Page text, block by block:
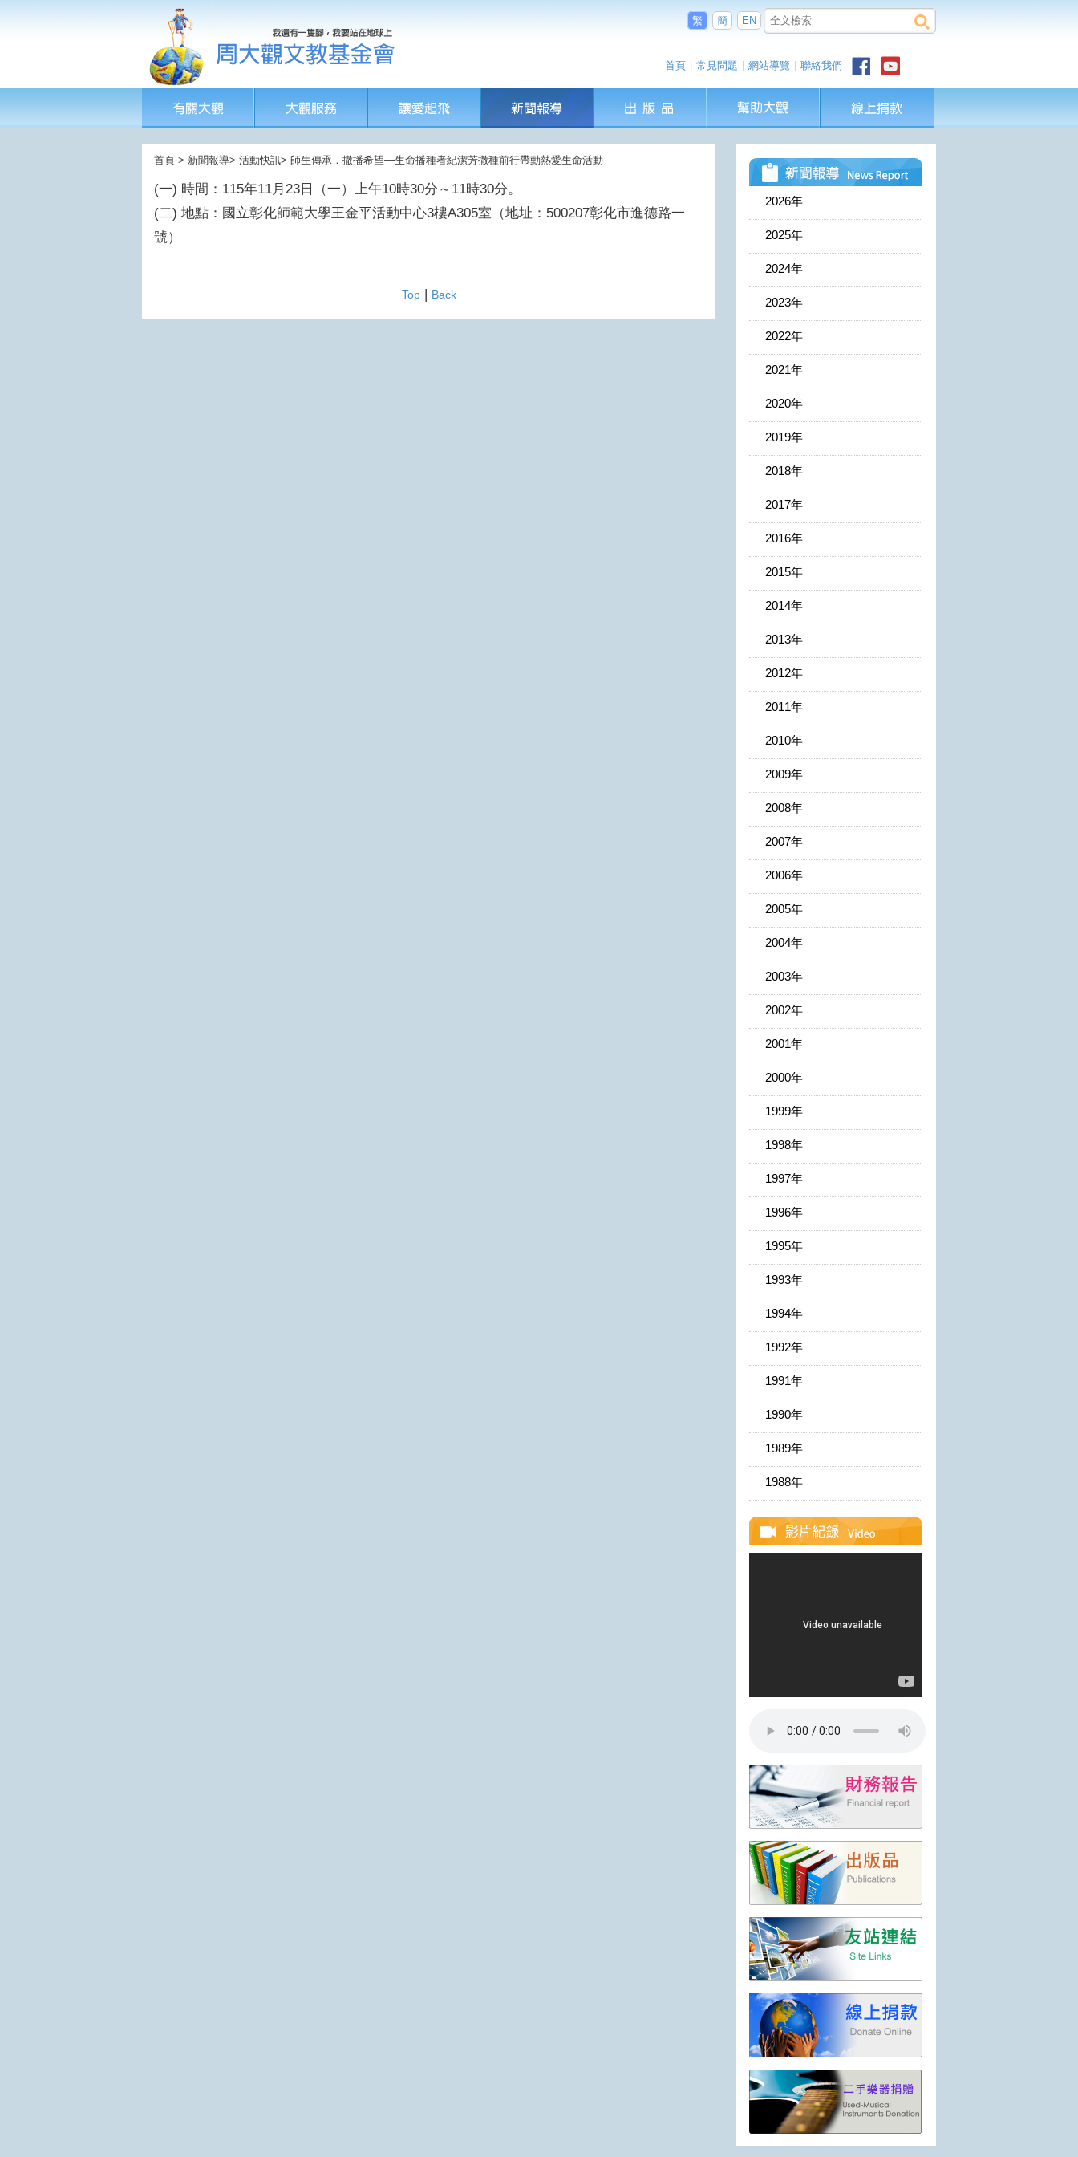
繁 簡 EN
首頁 常見問題 網站導覽 聯絡我們
首頁 > 新聞報導> 活動快訊> 師生傳承．撒播希望—生命播種者紀潔芳撒種前行帶動熱愛生命活動
(一) 時間：115年11月23日（一）上午10時30分～11時30分。
(二) 地點：國立彰化師範大學王金平活動中心3樓A305室（地址：500207彰化市進德路一
號）
Top| Back
2026年
2025年
2024年
2023年
2022年
2021年
2020年
2019年
2018年
2017年
2016年
2015年
2014年
2013年
2012年
2011年
2010年
2009年
2008年
2007年
2006年
2005年
2004年
2003年
2002年
2001年
2000年
1999年
1998年
1997年
1996年
1995年
1993年
1994年
1992年
1991年
1990年
1989年
1988年